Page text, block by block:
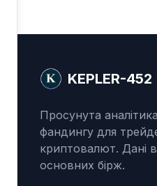
KEPLER-452
Просунута
фандингу для
криптовалют. Дані
основних бірж.